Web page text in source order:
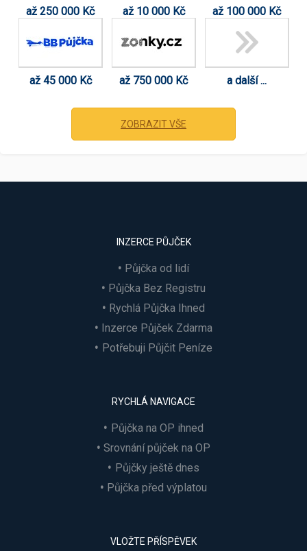
až 250 000 Kč až 10 000 Kč až 100 000 Kč
až 45 000 Kč až 750 000 Kč a další ...
ZOBRAZIT VŠE
INZERCE PŮJČEK
Půjčka od lidí
Půjčka Bez Registru
Rychlá Půjčka Ihned
Inzerce Půjček Zdarma
Potřebuji Půjčit Peníze
RYCHLÁ NAVIGACE
Půjčka na OP ihned
Srovnání půjček na OP
Půjčky ještě dnes
Půjčka před výplatou
VLOŽTE PŘÍSPĚVEK